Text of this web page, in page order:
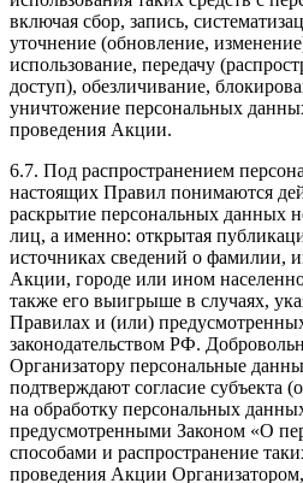
включая сбор, запись,
уточнение (обновление,
использование, передачу
доступ), обезличивание,
уничтожение персональных
проведения Акции.
6.7. Под распространением
настоящих Правил понимаются
раскрытие персональных данных
лиц, а именно: открытая
источниках сведений о фамилии,
Акции, городе или ином
также его выигрыше в случаях,
Правилах и (или)
законодательством РФ.
Организатору персональные
подтверждают согласие субъекта
на обработку персональных
предусмотренными Законом «О
способами и распространение
проведения Акции